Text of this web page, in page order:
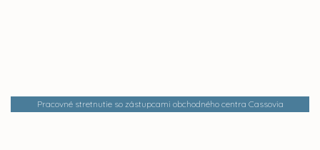
Pracovné stretnutie so zástupcami obchodného centra Cassovia